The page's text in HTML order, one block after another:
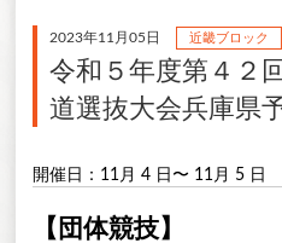
2023年11月05日 近畿ブロック
令和５年度第４２
道選抜大会兵庫県
開催日：11月 4 日〜 11月 5 日
【団体競技】